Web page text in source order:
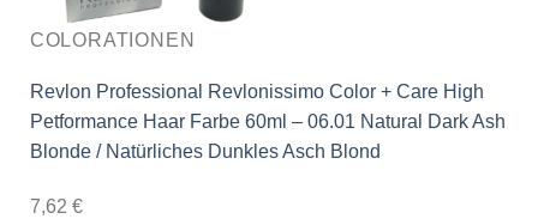
COLORATIONEN
Revlon Professional Revlonissimo Color + Care High
Petformance Haar Farbe 60ml – 06.01 Natural Dark Ash
Blonde / Natürliches Dunkles Asch Blond
7,62 €